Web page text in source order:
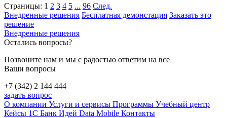
Страницы: 1 2 3 4 5 ... 96 След.
Внедренные решения Бесплатная демонстация Заказать это
решение
Внедренные решения
Остались вопросы?
Позвоните нам и мы с радостью ответим на все
Ваши вопросы
+7 (342) 2 144 444
задать вопрос
О компании Услуги и сервисы Программы Учебный центр
Кейсы 1С Банк Идей Data Mobile Контакты